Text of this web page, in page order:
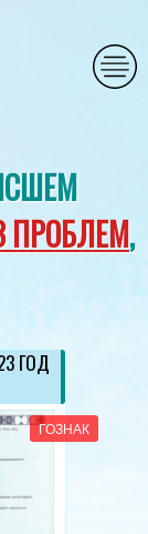
ПРОБЛЕМ,
ГОД
ГОЗНАК